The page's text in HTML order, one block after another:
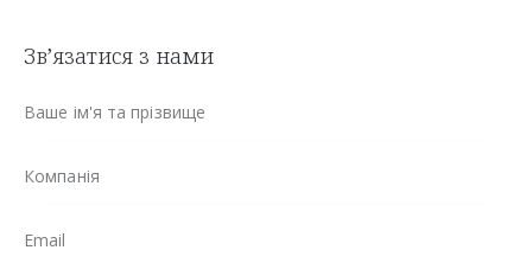
Зв’язатися з нами